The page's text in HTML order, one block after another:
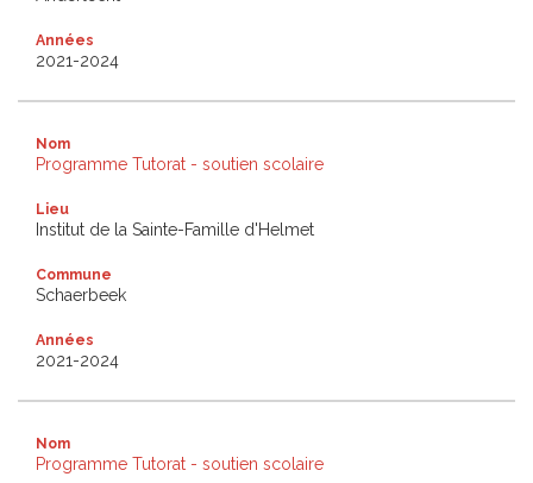
Années
2021-2024
Nom
Programme Tutorat - soutien scolaire
Lieu
Institut de la Sainte-Famille d'Helmet
Commune
Schaerbeek
Années
2021-2024
Nom
Programme Tutorat - soutien scolaire